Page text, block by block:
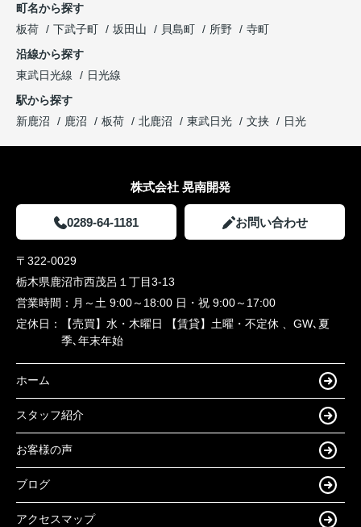
町名から探す
板荷
下武子町 坂田山 貝島町 所野
寺町
沿線から探す
東武日光線
日光線
駅から探す
新鹿沼
鹿沼 板荷 北鹿沼 東武日光 文挟 日光
株式会社 晃南開発
0289-64-1181 お問い合わせ
〒322-0029
栃木県鹿沼市西茂呂１丁目3-13
営業時間： 月～土 9:00～18:00 日・祝 9:00～17:00
定休日：
【売買】水・木曜日 【賃貸】土曜・不定休 、GW､夏
季､年末年始
ホーム
スタッフ紹介
お客様の声
ブログ
アクセスマップ